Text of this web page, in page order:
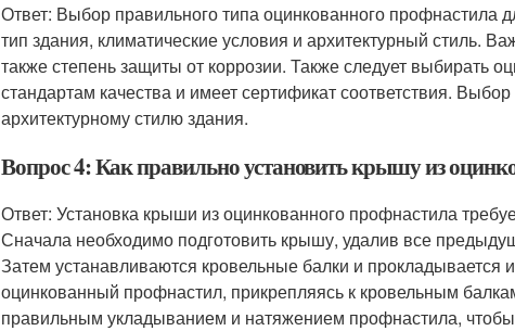
Ответ: Выбор правильного типа оцинкованного профнастила
тип здания, климатические условия и архитектурный стиль.
также степень защиты от коррозии. Также следует выбирать
стандартам качества и имеет сертификат соответствия.
архитектурному стилю здания.
Вопрос 4: Как правильно установить крышу из
Ответ: Установка крыши из оцинкованного профнастила
Сначала необходимо подготовить крышу, удалив все
Затем устанавливаются кровельные балки и прокладывается
оцинкованный профнастил, прикрепляясь к кровельным
правильным укладыванием и натяжением профнастила,